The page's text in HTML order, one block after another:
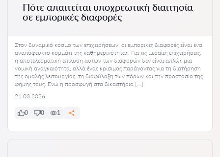
Πότε απαιτείται υποχρεωτική διαιτησία
σε εμπορικές διαφορές
Στον δυναμικό κόσμο των επιχειρήσεων, οι εμπορικές διαφορές είναι ένα
αναπόφευκτο κομμάτι της καθημερινότητας. Για τις μεσαίες επιχειρήσεις,
η αποτελεσματική επίλυση αυτών των διαφορών δεν είναι απλώς μια
νομική αναγκαιότητα, αλλά ένας κρίσιμος παράγοντας για τη διατήρηση
της ομαλής λειτουργίας, τη διαφύλαξη των πόρων και την προστασία της
φήμης τους. Ενώ η προσφυγή στα δικαστήρια […]
21.03.2026
0 0 1